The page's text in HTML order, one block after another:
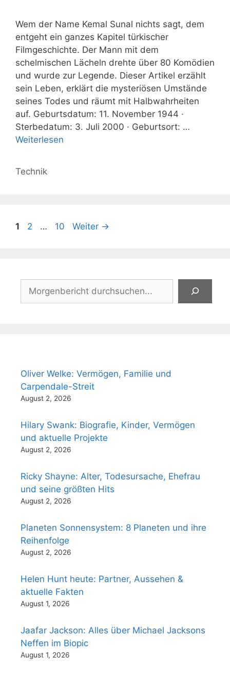
Wem der Name Kemal Sunal nichts sagt, dem
entgeht ein ganzes Kapitel türkischer
Filmgeschichte. Der Mann mit dem
schelmischen Lächeln drehte über 80 Komödien
und wurde zur Legende. Dieser Artikel erzählt
sein Leben, erklärt die mysteriösen Umstände
seines Todes und räumt mit Halbwahrheiten
auf. Geburtsdatum: 11. November 1944 ·
Sterbedatum: 3. Juli 2000 · Geburtsort: …
Weiterlesen
Kategorien
Technik
Seite
1 Seite
2 … Seite
10 Weiter →
Oliver Welke: Vermögen, Familie und
Carpendale-Streit
August 2, 2026
Hilary Swank: Biografie, Kinder, Vermögen
und aktuelle Projekte
August 2, 2026
Ricky Shayne: Alter, Todesursache, Ehefrau
und seine größten Hits
August 2, 2026
Planeten Sonnensystem: 8 Planeten und ihre
Reihenfolge
August 2, 2026
Helen Hunt heute: Partner, Aussehen &
aktuelle Fakten
August 1, 2026
Jaafar Jackson: Alles über Michael Jacksons
Neffen im Biopic
August 1, 2026